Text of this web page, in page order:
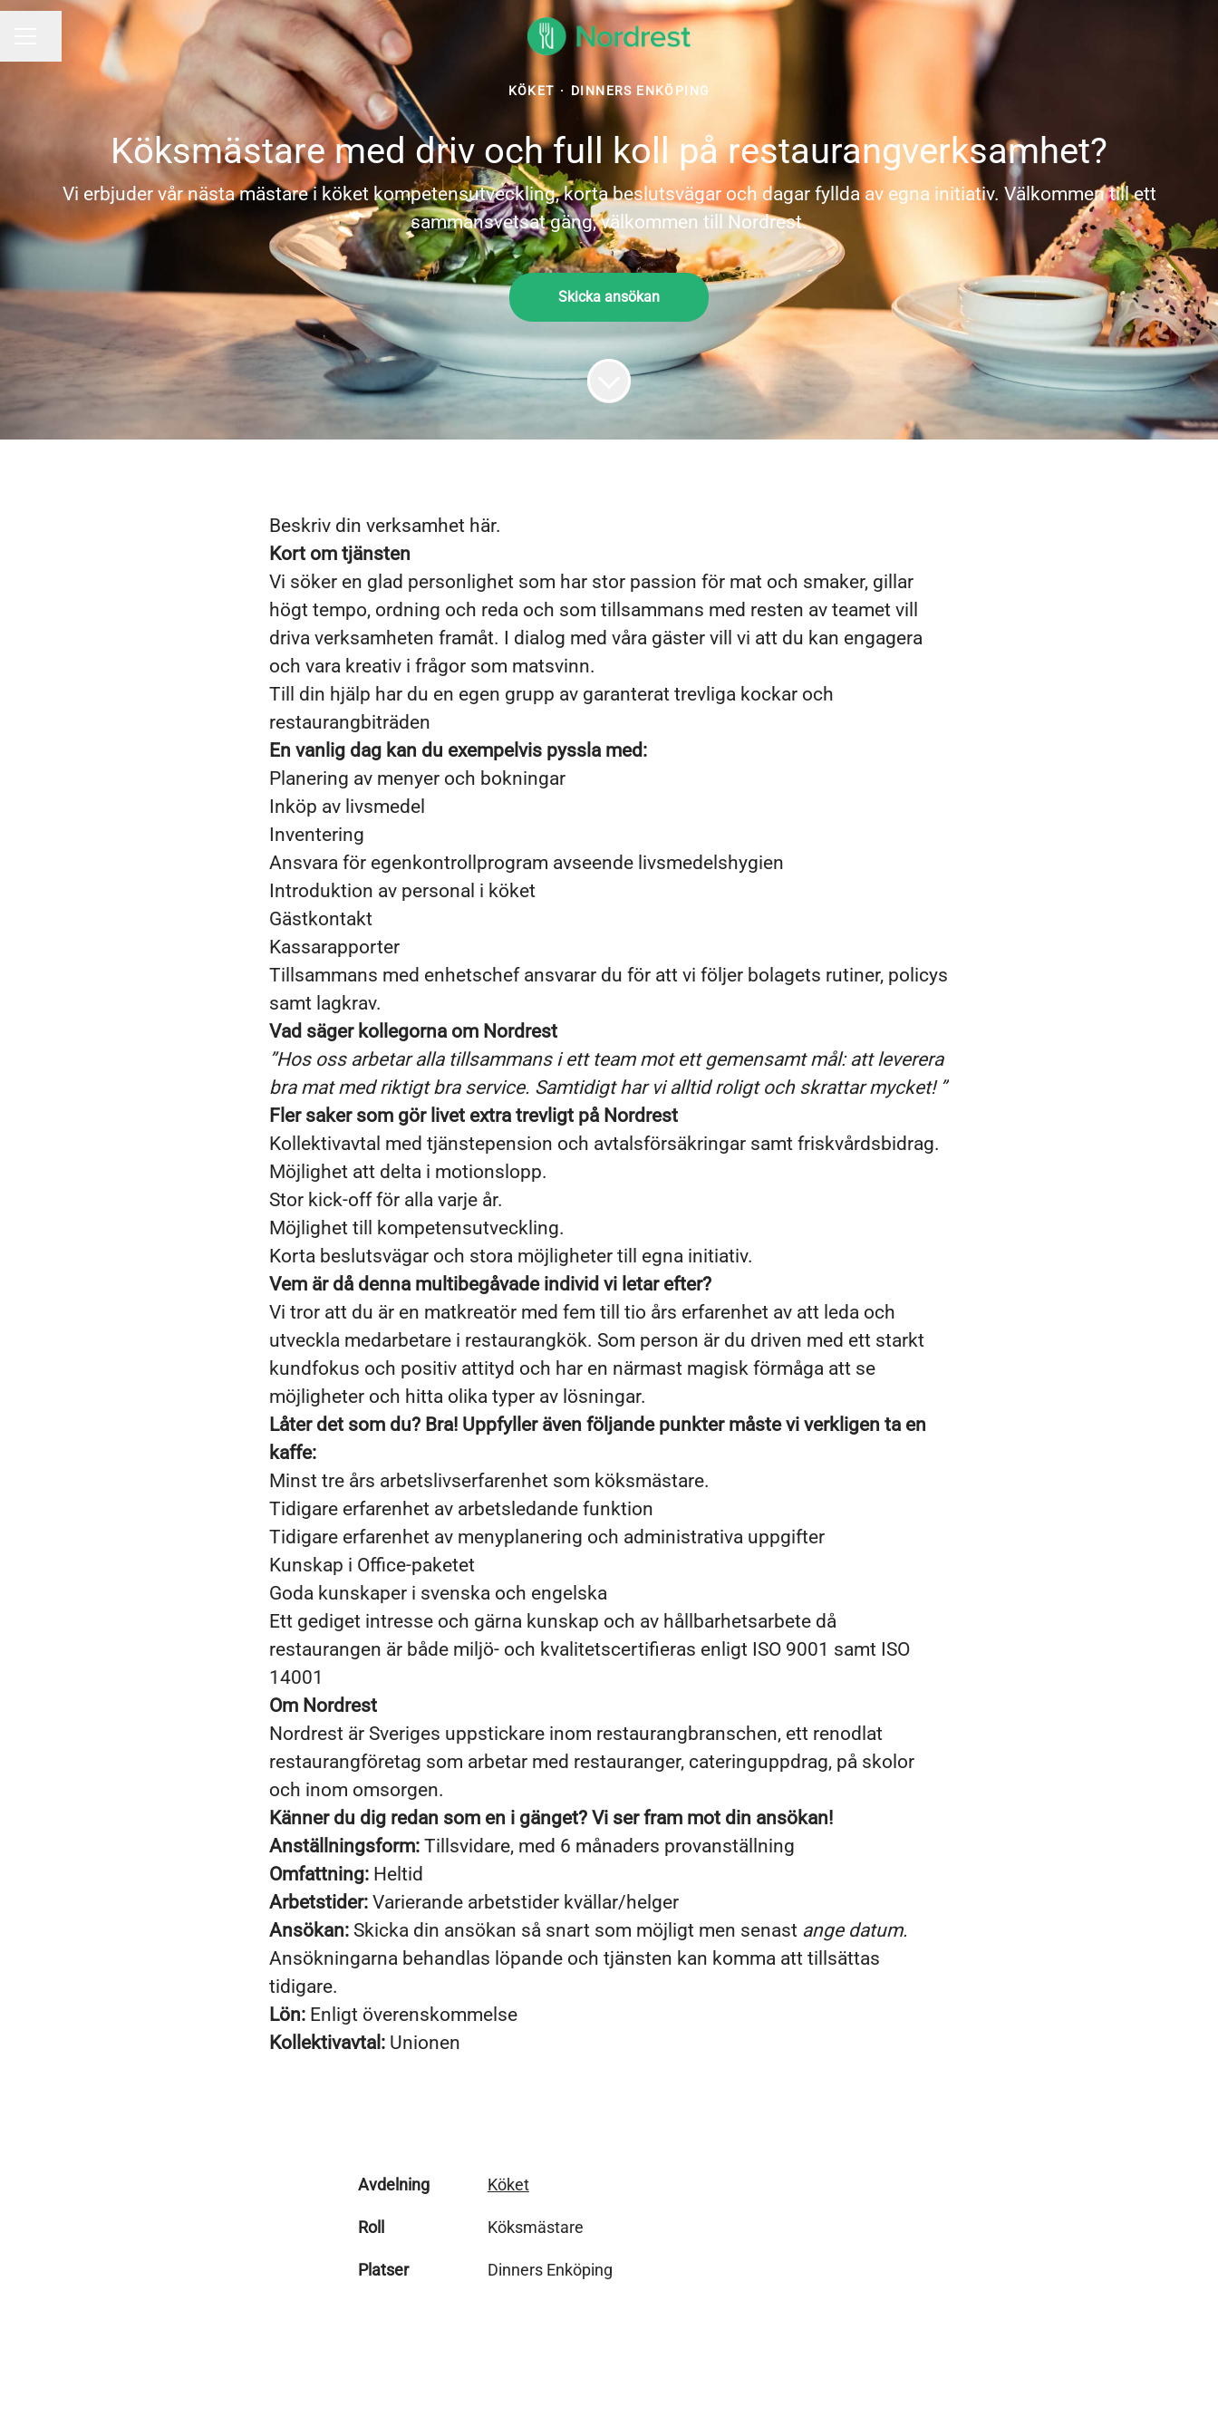
KARRIÄRMENY
KÖKET · DINNERS ENKÖPING
Köksmästare med driv och full koll på restaurangverksamhet?
Vi erbjuder vår nästa mästare i köket kompetensutveckling, korta beslutsvägar och dagar fyllda av egna initiativ. Välkommen till ett
sammansvetsat gäng, välkommen till Nordrest.
Skicka ansökan
Beskriv din verksamhet här.
Kort om tjänsten
Vi söker en glad personlighet som har stor passion för mat och smaker, gillar
högt tempo, ordning och reda och som tillsammans med resten av teamet vill
driva verksamheten framåt. I dialog med våra gäster vill vi att du kan engagera
och vara kreativ i frågor som matsvinn.
Till din hjälp har du en egen grupp av garanterat trevliga kockar och
restaurangbiträden
En vanlig dag kan du exempelvis pyssla med:
Planering av menyer och bokningar
Inköp av livsmedel
Inventering
Ansvara för egenkontrollprogram avseende livsmedelshygien
Introduktion av personal i köket
Gästkontakt
Kassarapporter
Tillsammans med enhetschef ansvarar du för att vi följer bolagets rutiner, policys
samt lagkrav.
Vad säger kollegorna om Nordrest
”Hos oss arbetar alla tillsammans i ett team mot ett gemensamt mål: att leverera
bra mat med riktigt bra service. Samtidigt har vi alltid roligt och skrattar mycket! ”
Fler saker som gör livet extra trevligt på Nordrest
Kollektivavtal med tjänstepension och avtalsförsäkringar samt friskvårdsbidrag.
Möjlighet att delta i motionslopp.
Stor kick-off för alla varje år.
Möjlighet till kompetensutveckling.
Korta beslutsvägar och stora möjligheter till egna initiativ.
Vem är då denna multibegåvade individ vi letar efter?
Vi tror att du är en matkreatör med fem till tio års erfarenhet av att leda och
utveckla medarbetare i restaurangkök. Som person är du driven med ett starkt
kundfokus och positiv attityd och har en närmast magisk förmåga att se
möjligheter och hitta olika typer av lösningar.
Låter det som du? Bra! Uppfyller även följande punkter måste vi verkligen ta en
kaffe:
Minst tre års arbetslivserfarenhet som köksmästare.
Tidigare erfarenhet av arbetsledande funktion
Tidigare erfarenhet av menyplanering och administrativa uppgifter
Kunskap i Office-paketet
Goda kunskaper i svenska och engelska
Ett gediget intresse och gärna kunskap och av hållbarhetsarbete då
restaurangen är både miljö- och kvalitetscertifieras enligt ISO 9001 samt ISO
14001
Om Nordrest
Nordrest är Sveriges uppstickare inom restaurangbranschen, ett renodlat
restaurangföretag som arbetar med restauranger, cateringuppdrag, på skolor
och inom omsorgen.
Känner du dig redan som en i gänget? Vi ser fram mot din ansökan!
Anställningsform: Tillsvidare, med 6 månaders provanställning
Omfattning: Heltid
Arbetstider: Varierande arbetstider kvällar/helger
Ansökan: Skicka din ansökan så snart som möjligt men senast ange datum.
Ansökningarna behandlas löpande och tjänsten kan komma att tillsättas
tidigare.
Lön: Enligt överenskommelse
Kollektivavtal: Unionen
Avdelning Köket
Roll Köksmästare
Platser Dinners Enköping